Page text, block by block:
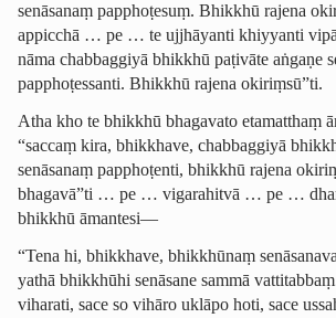
senāsanaṃ papphoṭesuṃ. Bhikkhū rajena
appicchā … pe … te ujjhāyanti khiyyanti
nāma chabbaggiyā bhikkhū paṭivāte aṅgaṇe
papphoṭessanti. Bhikkhū rajena okiriṃsū”ti.
Atha kho te bhikkhū bhagavato
“saccaṃ kira, bhikkhave, chabbaggiyā
senāsanaṃ papphoṭenti, bhikkhū rajena
bhagavā”ti … pe … vigarahitvā … pe …
bhikkhū āmantesi—
“Tena hi, bhikkhave, bhikkhūnaṃ
yathā bhikkhūhi senāsane sammā
viharati, sace so vihāro uklāpo hoti, sace